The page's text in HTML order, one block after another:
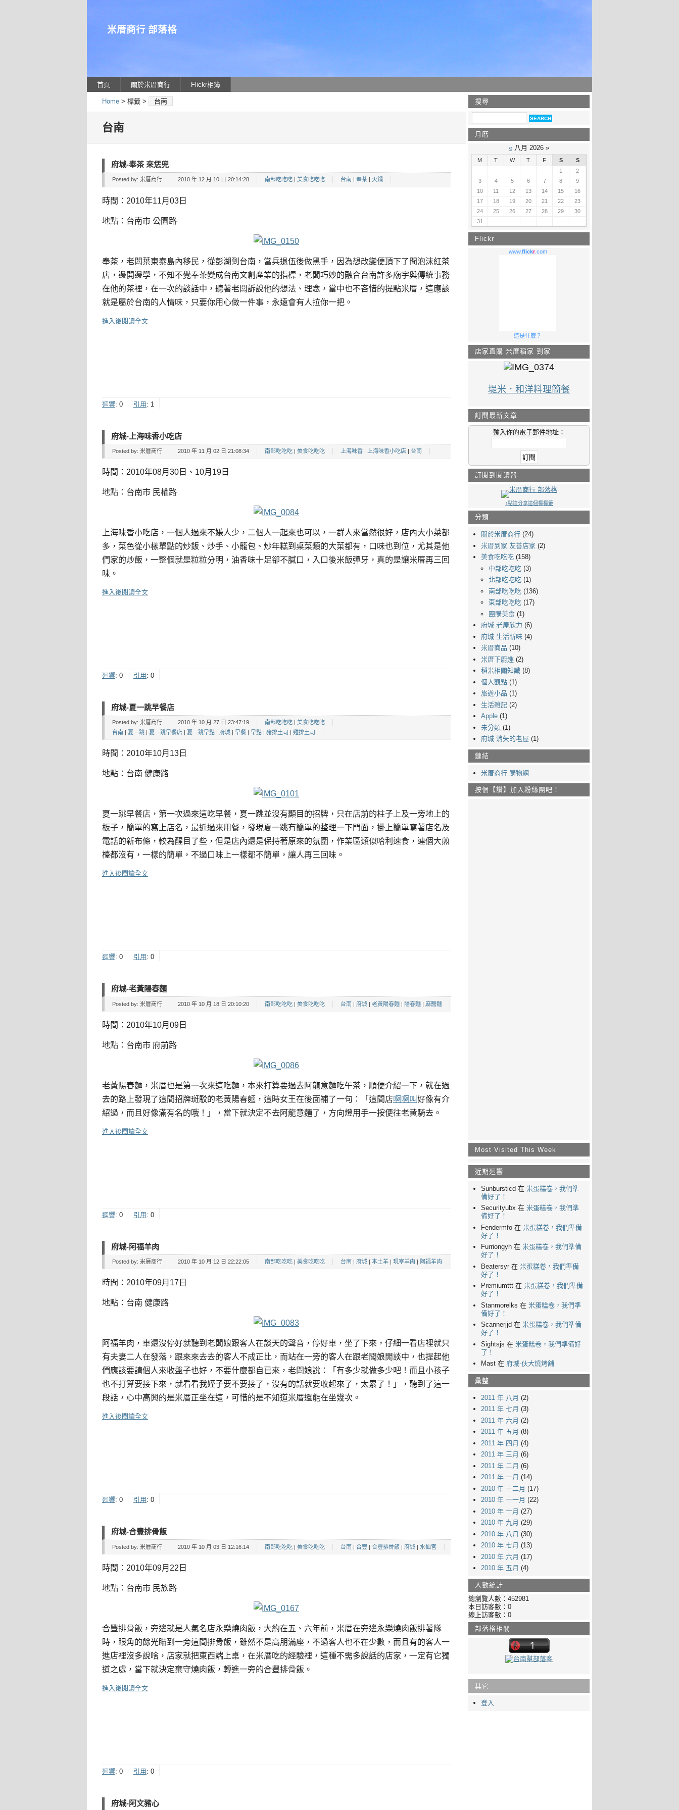
米厝商行 部落格
首頁 關於米厝商行 Flickr相簿
Home > 標籤 > 台南
台南
府城-奉茶 來恁兜
Posted by: 米厝商行 2010 年 12 月 10 日 20:14:28 南部吃吃吃 美食吃吃吃 台南 奉茶 火鍋
時間：2010年11月03日
地點：台南市 公園路
奉茶，老闆葉東泰島內移民，從彭湖到台南，當兵退伍後做黑手，因為想改變便頂下了間泡沫紅茶
店，邊開邊學，不知不覺奉茶變成台南文創產業的指標，老闆巧妙的融合台南許多廟宇與傳統事務
在他的茶裡，在一次的談話中，聽著老闆訴說他的想法、理念，當中也不吝惜的提點米厝，這應該
就是屬於台南的人情味，只要你用心做一件事，永遠會有人拉你一把。
進入後閱讀全文
迴響: 0 引用: 1
府城-上海味香小吃店
Posted by: 米厝商行 2010 年 11 月 02 日 21:08:34 南部吃吃吃 | 美食吃吃吃 上海味香 | 上海味香小吃店 | 台南
時間：2010年08月30日、10月19日
地點：台南市 民權路
上海味香小吃店，一個人過來不嫌人少，二個人一起來也可以，一群人來當然很好，店內大小菜都
多，菜色從小樣單點的炒飯、炒手、小籠包、炒年糕到桌菜類的大菜都有，口 味也到位，尤其是他
們家的炒飯，一整個就是粒粒分明，油香味十足卻不膩口，入口後米飯彈牙，真的是讓米厝再三回
味。
進入後閱讀全文
迴響: 0 引用 : 0
府城-夏一跳早餐店
Posted by: 米厝商行 2010 年 10 月 27 日 23:47:19 南部吃吃吃
美食吃吃吃
台南 | 夏一跳 | 夏一跳早餐店 | 夏一跳早點 | 府城 | 早餐 | 早點 | 豬排土司 | 雞排土司
時間：2010年10月13日
地點：台南 健康路
夏一跳早餐店，第一次過來這吃早餐，夏一跳並沒有顯目的招牌，只在店前的柱子上及一旁地上的
板子，簡單的寫上店名，最近過來用餐，發現夏一跳有簡單的整理一下門面，掛上簡單寫著店名及
電話的新布條，較為醒目了些 ，但是店內還是保持著原來的氛圍，作業區類似哈利速食，連個大煎
檯都沒有，一樣的簡單，不過口味上一樣都不簡單，讓人再三回味。
進入後閱讀全文
迴響: 0 引用 : 0
府城-老黃陽春麵
Posted by: 米厝商行 2010 年 10 月 18 日 20:10:20 南部吃吃吃 | 美食吃吃吃 台南 | 府城 | 老黃陽春麵 | 陽春麵 | 麻醬麵
時間：2010年10月09日
地點：台南市 府前路
老黃陽春麵，米厝也是第一次來這吃麵，本來打算要過去阿龍意麵吃午茶，順便介紹一下，就在過
去的路上發現了這間招牌斑駁的老黃陽春麵，這時女王在後面補了一句：「這間店啊啊叫好像有介
紹過，而且好像滿有名的哦！」，當下就決定不去阿龍意麵了，方向燈用手一按便往老黄騎去。
進入後閱讀全文
迴響: 0 引用 : 0
府城-阿福羊肉
Posted by: 米厝商行 2010 年 10 月 12 日 22:22:05 南部吃吃吃 | 美食吃吃吃 台南 | 府城 | 本土羊 | 現宰羊肉 | 阿福羊肉
時間：2010年09月17日
地點：台南 健康路
阿福羊肉，車還沒停好就聽到老闆娘跟客人在談天的聲音，停好車，坐了下來，仔細一看店裡就只
有夫妻二人在發落，跟來來去去的客人不成正比，而站在一旁的客人在跟老闆娘閒談中，也提起他
們應該要請個人來收盤子也好，不要什麼都自已來，老闆娘說：「有多少就做多少吧！而且小孩子
也不打算要接下來，就看看我姪子要不要接了，沒有的話就要收起來了，太累了！」，聽到了這一
段話，心中高興的是米厝正坐在這，可惜的是不知道米厝還能在坐幾次。
進入後閱讀全文
迴響: 0 引用 : 0
府城-合豐排骨飯
Posted by: 米厝商行 2010 年 10 月 03 日 12:16:14 南部吃吃吃 | 美食吃吃吃 台南 | 合豐 | 合豐排骨飯 | 府城 | 水仙宮
時間：2010年09月22日
地點：台南市 民族路
合豐排骨飯，旁邊就是人氣名店永樂燒肉飯，大約在五、六年前，米厝在旁邊永樂燒肉飯排著隊
時，眼角的餘光瞄到一旁這間排骨飯，雖然不是高朋滿座，不過客人也不在少數，而且有的客人一
進店裡沒多說啥，店家就把東西端上桌，在米厝吃的經驗裡，這種不需多說話的店家，一定有它獨
道之處，當下就決定棄守燒肉飯，轉進一旁的合豐排骨飯。
進入後閱讀全文
迴響: 0 引用 : 0
府城-阿文豬心
搜尋
月曆
« 八月 2026 »
M T W T F S
S
1
2
3
4 5 6 7 8
9
10
11 12 13 14 15
16
17
18 19 20 21 22
23
24
25 26 27 28 29
30
31
Flickr
www.flickr.com
這是什麼？
店家直購 米厝稻家 到家
堤米．和洋料理簡餐
訂閱最新文章
輸入你的電子郵件地址：
訂閱到閱讀器
↑點這分享這個標標籤
分類
關於米厝商行 (24)
米厝到家 友善店家 (2)
美食吃吃吃 (158)
中部吃吃吃 (3)
北部吃吃吃 (1)
南部吃吃吃 (136)
東部吃吃吃 (17)
團購美食 (1)
府城 老屋欣力 (6)
府城 生活新味 (4)
米厝商品 (10)
米厝下廚趣 (2)
稻米相關知識 (8)
個人觀點 (1)
旅遊小品 (1)
生活雜記 (2)
Apple (1)
未分類 (1)
府城 消失的老屋 (1)
鏈結
米厝商行 購物網
按個【讚】加入粉絲團吧！
Most Visited This Week
近期迴響
Sunbursticd 在 米蛋糕卷，我們準
備好了！
Securityubx 在 米蛋糕卷，我們準
備好了！
Fendermfo 在 米蛋糕卷，我們準備
好了！
Furriongyh 在 米蛋糕卷，我們準備
好了！
Beatersyr 在 米蛋糕卷，我們準備
好了！
Premiumttt 在 米蛋糕卷，我們準備
好了！
Stanmorelks 在 米蛋糕卷，我們準
備好了！
Scannerjjd 在 米蛋糕卷，我們準備
好了！
Sightsjs 在 米蛋糕卷，我們準備好
了！
Mast 在 府城-伙大燒烤舖
彙整
2011 年 八月 (2)
2011 年 七月 (3)
2011 年 六月 (2)
2011 年 五月 (8)
2011 年 四月 (4)
2011 年 三月 (6)
2011 年 二月 (6)
2011 年 一月 (14)
2010 年 十二月 (17)
2010 年 十一月 (22)
2010 年 十月 (27)
2010 年 九月 (29)
2010 年 八月 (30)
2010 年 七月 (13)
2010 年 六月 (17)
2010 年 五月 (4)
人數統計
總瀏覽人數：452981
本日訪客數：0
線上訪客數：0
部落格相關
其它
登入